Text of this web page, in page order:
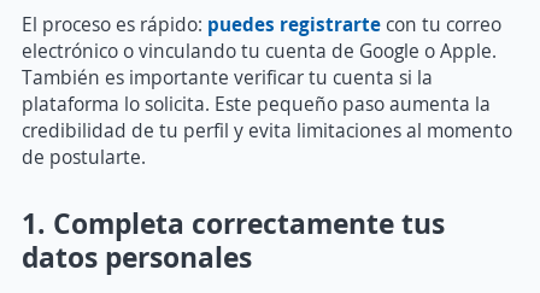
El proceso es rápido: puedes registrarte con tu correo
electrónico o vinculando tu cuenta de Google o Apple.
También es importante verificar tu cuenta si la
plataforma lo solicita. Este pequeño paso aumenta la
credibilidad de tu perfil y evita limitaciones al momento
de postularte.
1. Completa correctamente tus
datos personales